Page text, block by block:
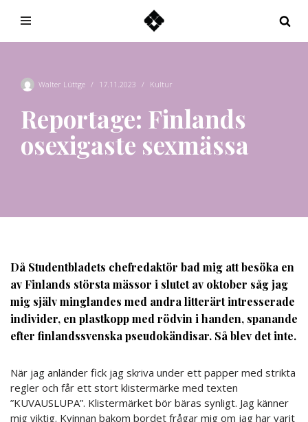
Walter Lüttge 17.11.2023 Kultur
Reportage: Finlands
osexigaste sexmässa
Då Studentbladets chefredaktör bad mig att besöka en
av Finlands största mässor i slutet av oktober såg jag
mig själv minglandes med andra litterärt intresserade
individer, en plastkopp med rödvin i handen, spanande
efter finlandssvenska pseudokändisar. Så blev det inte.
När jag anländer fick jag skriva under ett papper med strikta
regler och får ett stort klistermärke med texten
”KUVAUSLUPA”. Klistermärket bör bäras synligt. Jag känner
mig viktig. Kvinnan bakom bordet frågar mig om jag har varit